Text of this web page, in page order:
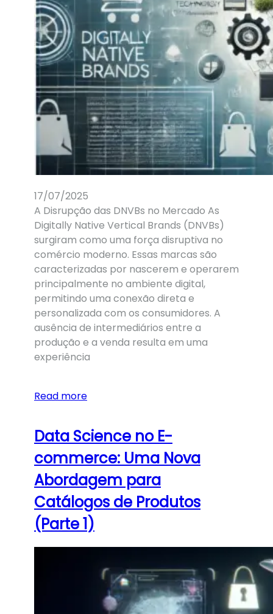
17/07/2025
A Disrupção das DNVBs no Mercado As
Digitally Native Vertical Brands (DNVBs)
surgiram como uma força disruptiva no
comércio moderno. Essas marcas são
caracterizadas por nascerem e operarem
principalmente no ambiente digital,
permitindo uma conexão direta e
personalizada com os consumidores. A
ausência de intermediários entre a
produção e a venda resulta em uma
experiência
Read more
Data Science no E-
commerce: Uma Nova
Abordagem para
Catálogos de Produtos
(Parte 1)